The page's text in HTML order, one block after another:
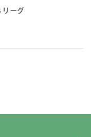
サイズ）
リーグ